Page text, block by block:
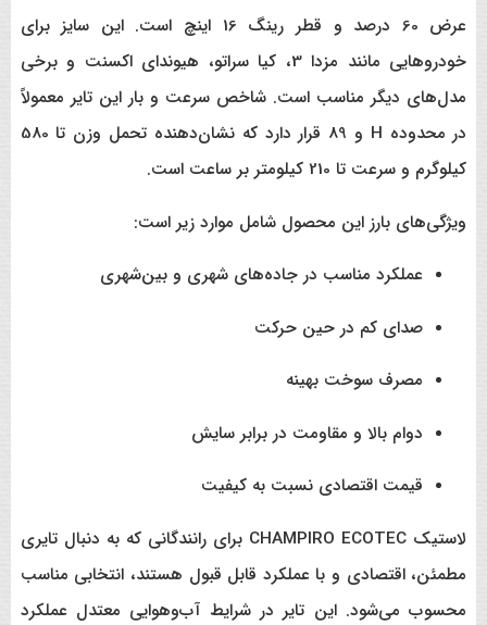
عرض 60 درصد و قطر رینگ 16 اینچ است. این سایز برای
خودروهایی مانند مزدا 3، کیا سراتو، هیوندای اکسنت و برخی
مدل‌های دیگر مناسب است. شاخص سرعت و بار این تایر معمولاً
در محدوده H و 89 قرار دارد که نشان‌دهنده تحمل وزن تا 580
کیلوگرم و سرعت تا 210 کیلومتر بر ساعت است.
ویژگی‌های بارز این محصول شامل موارد زیر است:
عملکرد مناسب در جاده‌های شهری و بین‌شهری
صدای کم در حین حرکت
مصرف سوخت بهینه
دوام بالا و مقاومت در برابر سایش
قیمت اقتصادی نسبت به کیفیت
لاستیک CHAMPIRO ECOTEC برای رانندگانی که به دنبال تایری
مطمئن، اقتصادی و با عملکرد قابل قبول هستند، انتخابی مناسب
محسوب می‌شود. این تایر در شرایط آب‌وهوایی معتدل عملکرد